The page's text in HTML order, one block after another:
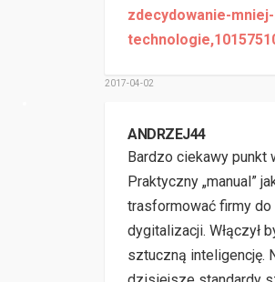
zdecydowanie-
2017-04-02
ANDRZEJ44
Bardzo ciekawy punkt
Praktyczny „manual”
trasformować firmy
dygitalizacji. Włączył
sztuczną inteligencję.